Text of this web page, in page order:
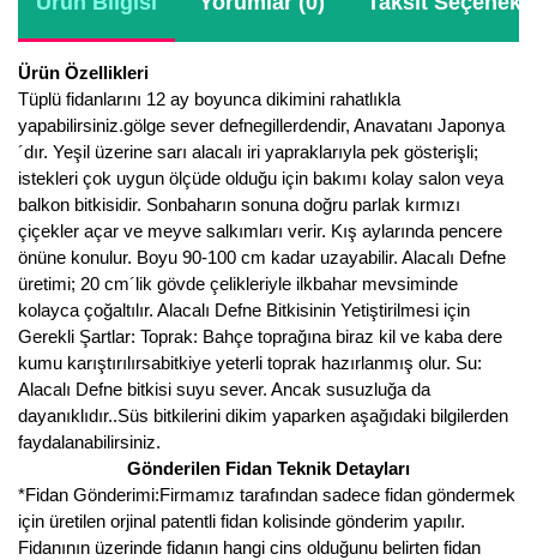
Ürün Özellikleri
Tüplü fidanlarını 12 ay boyunca dikimini rahatlıkla
yapabilirsiniz.gölge sever defnegillerdendir, Anavatanı Japonya
´dır. Yeşil üzerine sarı alacalı iri yapraklarıyla pek gösterişli;
istekleri çok uygun ölçüde olduğu için bakımı kolay salon veya
balkon bitkisidir. Sonbaharın sonuna doğru parlak kırmızı
çiçekler açar ve meyve salkımları verir. Kış aylarında pencere
önüne konulur. Boyu 90-100 cm kadar uzayabilir. Alacalı Defne
üretimi; 20 cm´lik gövde çelikleriyle ilkbahar mevsiminde
kolayca çoğaltılır. Alacalı Defne Bitkisinin Yetiştirilmesi için
Gerekli Şartlar: Toprak: Bahçe toprağına biraz kil ve kaba dere
kumu karıştırılırsabitkiye yeterli toprak hazırlanmış olur. Su:
Alacalı Defne bitkisi suyu sever. Ancak susuzluğa da
dayanıklıdır..Süs bitkilerini dikim yaparken aşağıdaki bilgilerden
faydalanabilirsiniz.
Gönderilen Fidan Teknik Detayları
*Fidan Gönderimi:Firmamız tarafından sadece fidan göndermek
için üretilen orjinal patentli fidan kolisinde gönderim yapılır.
Fidanının üzerinde fidanın hangi cins olduğunu belirten fidan